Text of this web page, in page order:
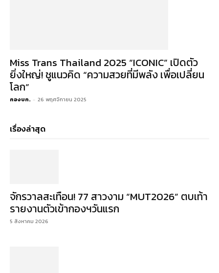
Miss Trans Thailand 2025 “ICONIC” เปิดตัว
ยิ่งใหญ่! ชูแนวคิด “ความสวยที่มีพลัง เพื่อเปลี่ยน
โลก”
กองบก. - 26 พฤศจิกายน 2025
เรื่องล่าสุด
จักรวาลสะเทือน! 77 สาวงาม “MUT2026” ตบเท้า
รายงานตัวเข้ากองฯวันแรก
5 สิงหาคม 2026